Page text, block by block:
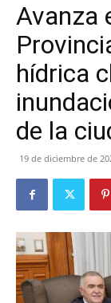
Avanza
hídrica
de la
19 de diciembre de